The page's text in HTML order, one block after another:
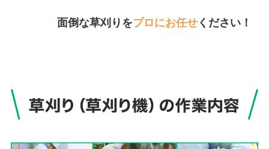
面倒な草刈りをプロにお任せ ください！